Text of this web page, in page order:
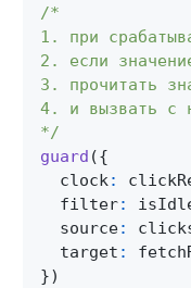
/*
1. при
2. если
3. прочитать
4. и вызвать с
*/
guard ({
  clock
:
  filter
:
  source
:
  target
:
})